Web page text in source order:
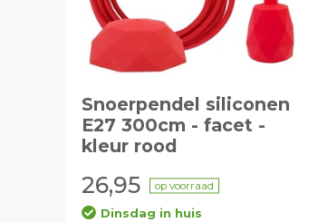
Snoerpendel siliconen
E27 300cm - facet -
kleur rood
26,95 op voorraad
Dinsdag in huis